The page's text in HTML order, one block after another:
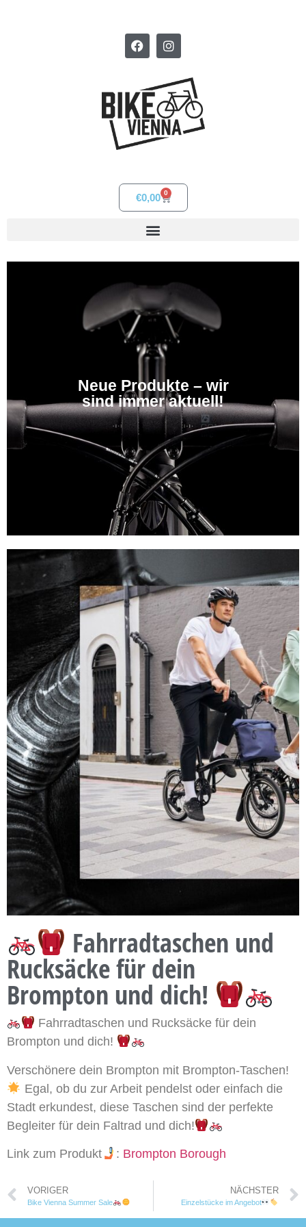
€0,00 0
Neue Produkte – wir
sind immer aktuell!
Fahrradtaschen und
Rucksäcke für dein
Brompton und dich!
Fahrradtaschen und Rucksäcke für dein
Brompton und dich!
Verschönere dein Brompton mit Brompton-Taschen!
Egal, ob du zur Arbeit pendelst oder einfach die
Stadt erkundest, diese Taschen sind der perfekte
Begleiter für dein Faltrad und dich!
Link zum Produkt : Brompton Borough
VORIGER
Bike Vienna Summer Sale
NÄCHSTER
Einzelstücke im Angebot